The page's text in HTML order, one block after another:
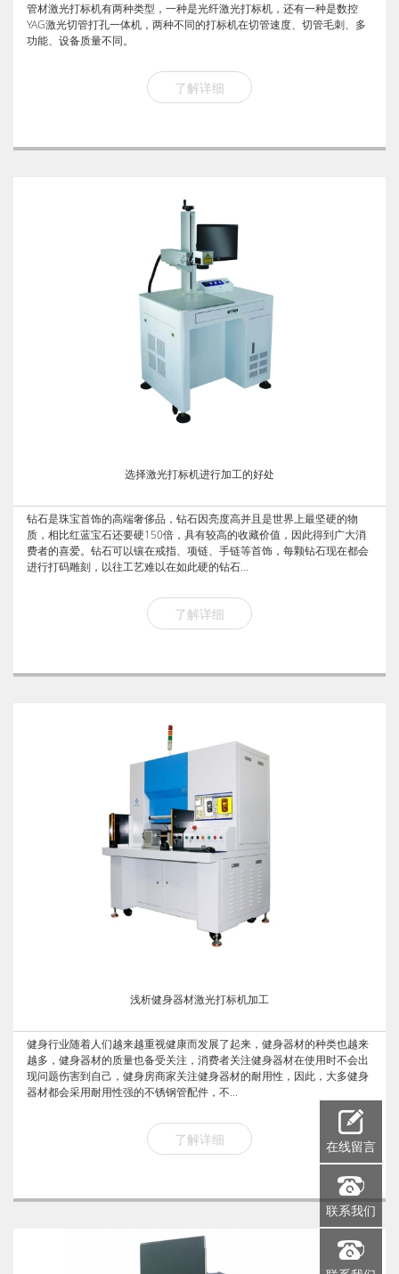
管材激光打标机有两种类型，一种是光纤激光打标机，还有一种是数控
YAG激光切管打孔一体机，两种不同的打标机在切管速度、切管毛刺、多
功能、设备质量不同。
了解详细
选择激光打标机进行加工的好处
钻石是珠宝首饰的高端奢侈品，钻石因亮度高并且是世界上最坚硬的物
质，相比红蓝宝石还要硬150倍，具有较高的收藏价值，因此得到广大消
费者的喜爱。钻石可以镶在戒指、项链、手链等首饰，每颗钻石现在都会
进行打码雕刻，以往工艺难以在如此硬的钻石...
了解详细
浅析健身器材激光打标机加工
健身行业随着人们越来越重视健康而发展了起来，健身器材的种类也越来
越多，健身器材的质量也备受关注，消费者关注健身器材在使用时不会出
现问题伤害到自己，健身房商家关注健身器材的耐用性，因此，大多健身
器材都会采用耐用性强的不锈钢管配件，不...
了解详细 在线留言
联系我们